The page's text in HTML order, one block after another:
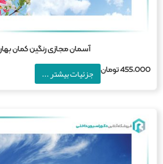
آسمان مجازی رنگین کمان بهاری کد T15
تومان جزئیات بیشتر ...